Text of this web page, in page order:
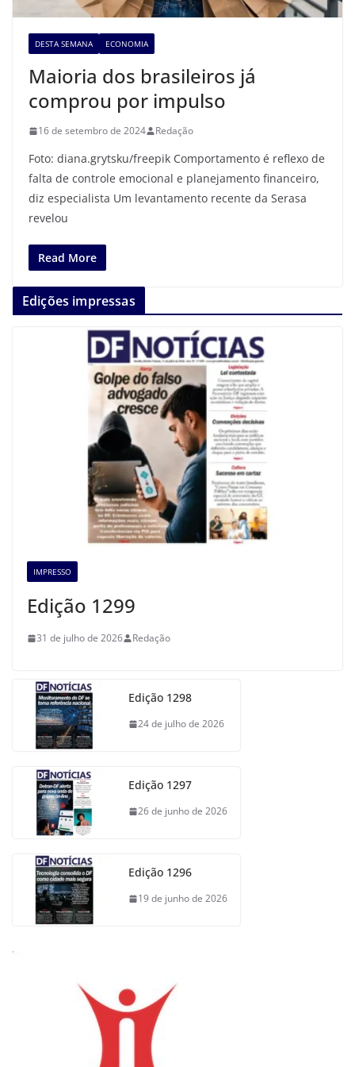
DESTA SEMANA ECONOMIA
Maioria dos brasileiros já
comprou por impulso
16 de setembro de 2024 Redação
Foto: diana.grytsku/freepik Comportamento é reflexo de
falta de controle emocional e planejamento financeiro,
diz especialista Um levantamento recente da Serasa
revelou
Read More
Edições impressas
IMPRESSO
Edição 1299
31 de julho de 2026 Redação
Edição 1298
24 de julho de 2026
Edição 1297
26 de junho de 2026
Edição 1296
19 de junho de 2026